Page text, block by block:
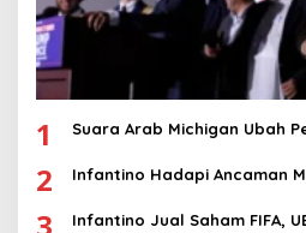
1 Suara Arab Michigan Ubah
2 Infantino Hadapi Ancaman
3
Infantino Jual Saham FIFA,